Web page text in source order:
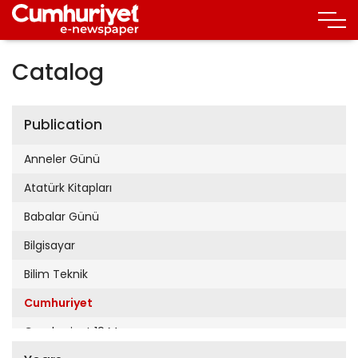
Catalog
Publication
Anneler Günü
Atatürk Kitapları
Babalar Günü
Bilgisayar
Bilim Teknik
Cumhuriyet
Cumhuriyet 19 Mayıs